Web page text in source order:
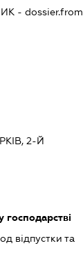
- dossier.from
2-Й
господарстві
відпустки та